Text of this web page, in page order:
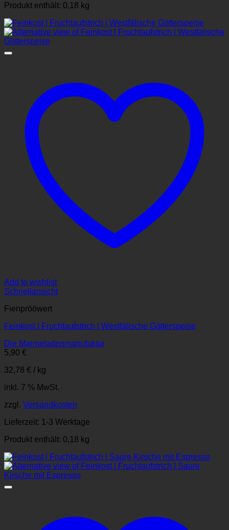
Produkt enthält: 0,18 kg
Add to wishlist
Schnellansicht
Fienprööwert
Feinkost | Fruchtaufstrich | Westfälische Götterspeise
Die Marmeladenmanufaktur
5,90 €
32,78 € / kg
inkl. 7 % MwSt.
zzgl. Versandkosten
Lieferzeit: 1-3 Werktage
Produkt enthält: 0,18 kg